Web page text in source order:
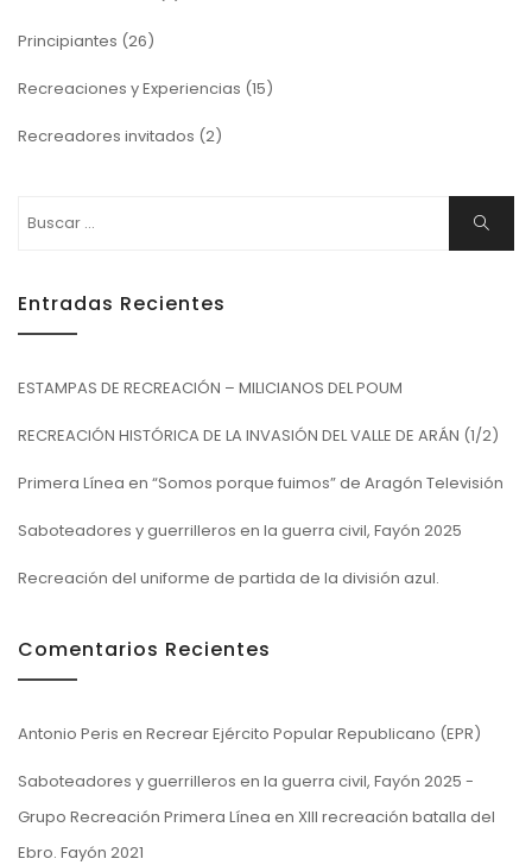
Principiantes (26)
Recreaciones y Experiencias (15)
Recreadores invitados (2)
Buscar
Entradas Recientes
ESTAMPAS DE RECREACIÓN – MILICIANOS DEL POUM
RECREACIÓN HISTÓRICA DE LA INVASIÓN DEL VALLE DE ARÁN (1/2)
Primera Línea en “Somos porque fuimos” de Aragón Televisión
Saboteadores y guerrilleros en la guerra civil, Fayón 2025
Recreación del uniforme de partida de la división azul.
Comentarios Recientes
Antonio Peris en Recrear Ejército Popular Republicano (EPR)
Saboteadores y guerrilleros en la guerra civil, Fayón 2025 -
Grupo Recreación Primera Línea en XIII recreación batalla del
Ebro. Fayón 2021